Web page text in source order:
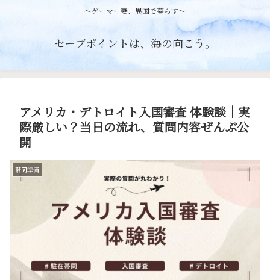
〜ゲーマー妻、異国で暮らす〜
セーブポイントは、海の向こう。
アメリカ・デトロイト入国審査 体験談｜実
際厳しい？当日の流れ、質問内容ぜんぶ公
開
帯同準備